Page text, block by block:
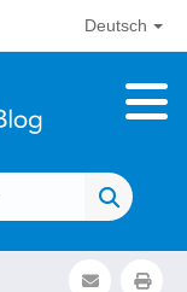
Deutsch